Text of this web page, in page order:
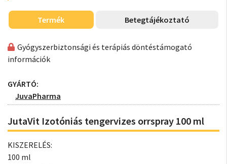
Termék Betegtájékoztató
Gyógyszerbiztonsági és terápiás döntéstámogató
információk
GYÁRTÓ:
JuvaPharma
JutaVit Izotóniás tengervizes orrspray 100 ml
KISZERELÉS:
100 ml